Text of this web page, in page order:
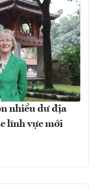
nhiều dư địa
lĩnh vực mới